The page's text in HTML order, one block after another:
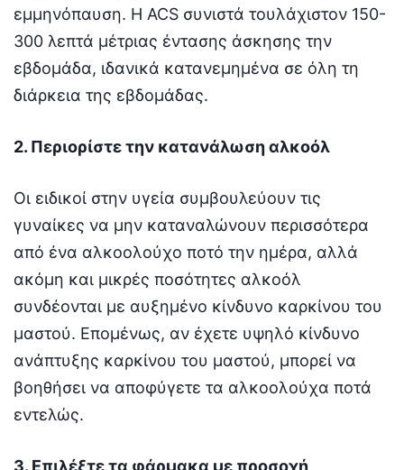
εμμηνόπαυση. Η ACS συνιστά τουλάχιστον 150-
300 λεπτά μέτριας έντασης άσκησης την
εβδομάδα, ιδανικά κατανεμημένα σε όλη τη
διάρκεια της εβδομάδας.
2. Περιορίστε την κατανάλωση αλκοόλ
Οι ειδικοί στην υγεία συμβουλεύουν τις
γυναίκες να μην καταναλώνουν περισσότερα
από ένα αλκοολούχο ποτό την ημέρα, αλλά
ακόμη και μικρές ποσότητες αλκοόλ
συνδέονται με αυξημένο κίνδυνο καρκίνου του
μαστού. Επομένως, αν έχετε υψηλό κίνδυνο
ανάπτυξης καρκίνου του μαστού, μπορεί να
βοηθήσει να αποφύγετε τα αλκοολούχα ποτά
εντελώς.
3. Επιλέξτε τα φάρμακα με προσοχή